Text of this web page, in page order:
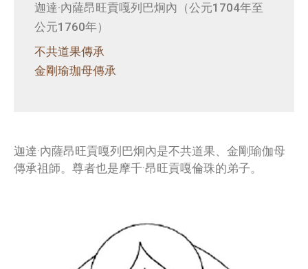
迦達·內薩昂旺貢嘎列巴炯內（公元1704年至
公元1760年）
不共道果傳承
金剛瑜珈母傳承
迦達·內薩昂旺貢嘎列巴炯內是不共道果、金剛瑜伽母
傳承祖師。尊者也是摩千·昂旺貢嘎倫珠的弟子。